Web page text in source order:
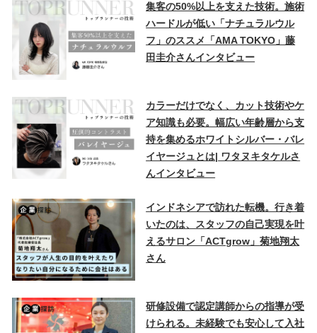
集客の50%以上を支えた技術。施術
ハードルが低い「ナチュラルウル
フ」のススメ「AMA TOKYO」藤
田圭介さんインタビュー
カラーだけでなく、カット技術やケ
ア知識も必要。幅広い年齢層から支
持を集めるホワイトシルバー・バレ
イヤージュとは| ワタヌキタケルさ
んインタビュー
インドネシアで訪れた転機。行き着
いたのは、スタッフの自己実現を叶
えるサロン「ACTgrow」菊地翔太
さん
研修設備で認定講師からの指導が受
けられる。未経験でも安心して入社